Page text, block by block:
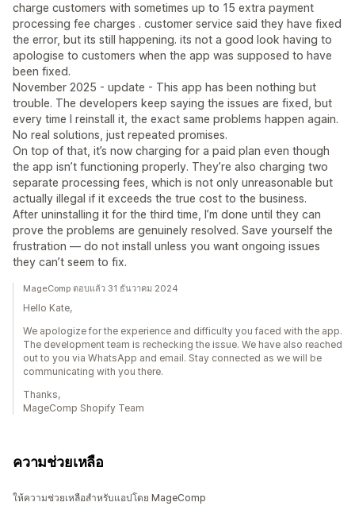
charge customers with sometimes up to 15 extra payment
processing fee charges . customer service said they have fixed
the error, but its still happening. its not a good look having to
apologise to customers when the app was supposed to have
been fixed.
November 2025 - update - This app has been nothing but
trouble. The developers keep saying the issues are fixed, but
every time I reinstall it, the exact same problems happen again.
No real solutions, just repeated promises.
On top of that, it’s now charging for a paid plan even though
the app isn’t functioning properly. They’re also charging two
separate processing fees, which is not only unreasonable but
actually illegal if it exceeds the true cost to the business.
After uninstalling it for the third time, I’m done until they can
prove the problems are genuinely resolved. Save yourself the
frustration — do not install unless you want ongoing issues
they can’t seem to fix.
MageComp ตอบแล้ว 31 ธันวาคม 2024
Hello Kate,
We apologize for the experience and difficulty you faced with the app.
The development team is rechecking the issue. We have also reached
out to you via WhatsApp and email. Stay connected as we will be
communicating with you there.
Thanks,
MageComp Shopify Team
ความช่วยเหลือ
ให้ความช่วยเหลือสำหรับแอปโดย MageComp